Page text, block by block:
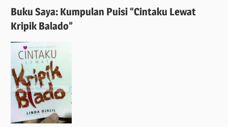
Buku Saya: Kumpulan Puisi “Cintaku Lewat
Kripik Balado”